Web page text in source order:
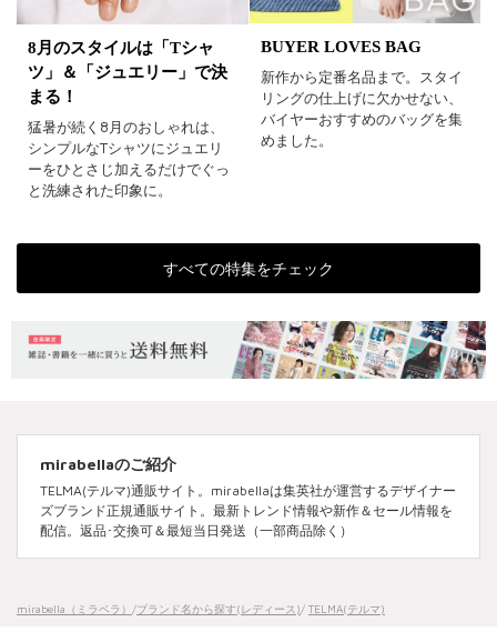
8月のスタイルは「Tシャ
ツ」＆「ジュエリー」で決
まる！
猛暑が続く8月のおしゃれは、
シンプルなTシャツにジュエリ
ーをひとさじ加えるだけでぐっ
と洗練された印象に。
BUYER LOVES BAG
新作から定番名品まで。スタイ
リングの仕上げに欠かせない、
バイヤーおすすめのバッグを集
めました。
すべての特集をチェック
mirabellaのご紹介
TELMA(テルマ)通販サイト。mirabellaは集英社が運営するデザイナー
ズブランド正規通販サイト。最新トレンド情報や新作＆セール情報を
配信。返品･交換可＆最短当日発送（一部商品除く）
mirabella（ミラベラ） /ブランド名から探す(レディース)/ TELMA(テルマ)